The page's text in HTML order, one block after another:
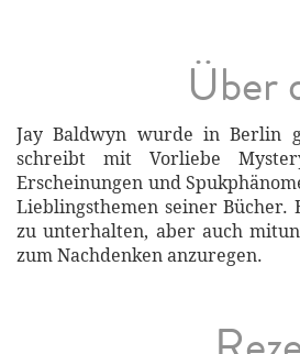
Über
Jay Baldwyn wurde in Berlin
schreibt mit Vorliebe
Erscheinungen und
Lieblingsthemen seiner Bücher.
zu unterhalten, aber auch
zum Nachdenken anzuregen.